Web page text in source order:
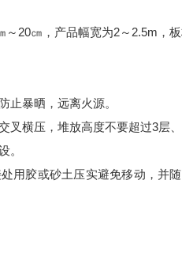
20㎝，产品幅宽为2～2.5m，
止暴晒，远离火源。
横压，堆放高度不要超过3层、
。
用胶或砂土压实避免移动，并